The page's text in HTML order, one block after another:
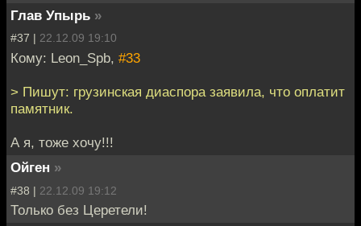
Глав Упырь »
#37 | 22.12.09 19:10
Кому: Leon_Spb, #33
> Пишут: грузинская диаспора заявила, что оплатит
памятник.
А я, тоже хочу!!!
Ойген »
#38 | 22.12.09 19:12
Только без Церетели!